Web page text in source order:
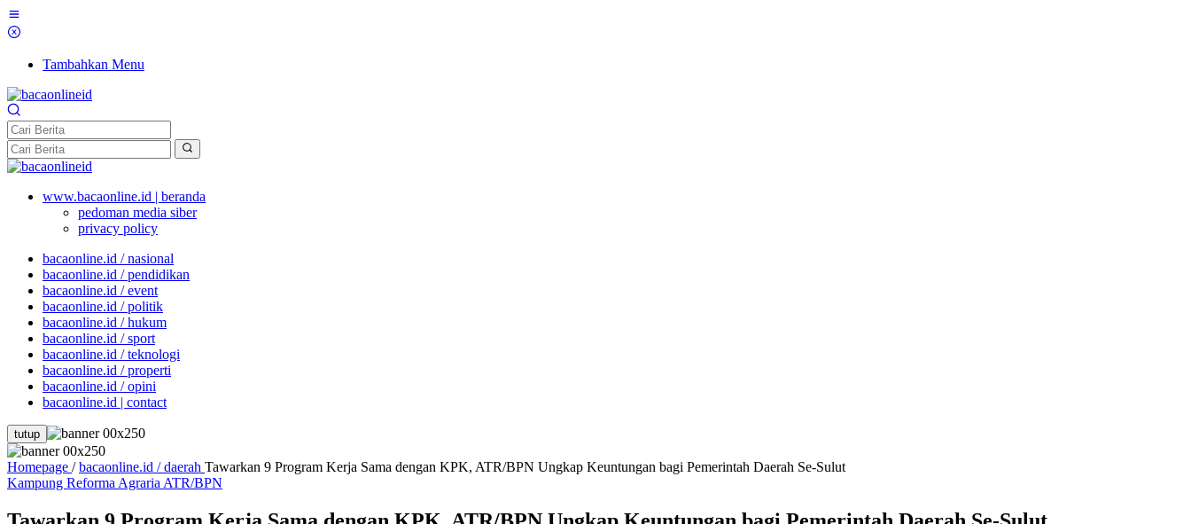
Tambahkan Menu
www.bacaonline.id | beranda
pedoman media siber
privacy policy
bacaonline.id / nasional
bacaonline.id / pendidikan
bacaonline.id / event
bacaonline.id / politik
bacaonline.id / hukum
bacaonline.id / sport
bacaonline.id / teknologi
bacaonline.id / properti
bacaonline.id / opini
bacaonline.id | contact
tutup
Homepage / bacaonline.id / daerah Tawarkan 9 Program Kerja Sama dengan KPK, ATR/BPN Ungkap Keuntungan bagi Pemerintah Daerah Se-Sulut
Kampung Reforma Agraria ATR/BPN